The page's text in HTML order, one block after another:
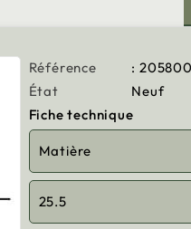
Référence
:
État
Neuf
Fiche technique
Matière
25.5